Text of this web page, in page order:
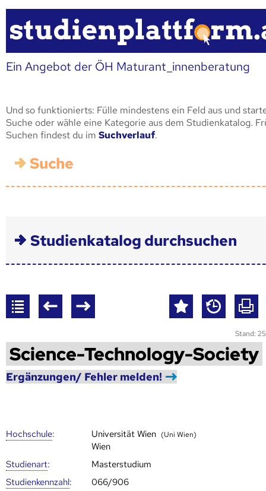
Ein Angebot der ÖH Maturant_innenberatung
Und so funktionierts: Fülle mindestens ein Feld aus und
Suche oder wähle eine Kategorie aus dem Studienkatalog.
Suchen findest du im Suchverlauf.
Suche
Studienkatalog durchsuchen
Stand:
Science-Technology-Society
Ergänzungen/ Fehler melden!
Hoch­schule: Universität Wien (Uni Wien)
Wien
Studienart:
Masterstudium
Studien­kenn­zahl:
066/906